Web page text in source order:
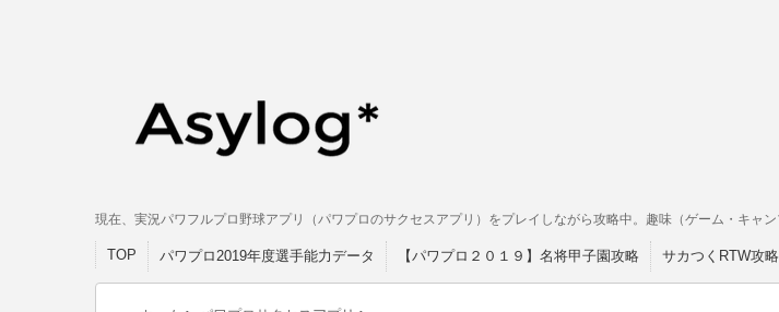
現在、実況パワフルプロ野球アプリ（パワプロのサクセスアプリ）をプレイしながら攻略中。趣味（ゲーム・キャン
TOP パワプロ2019年度選手能力データ 【パワプロ２０１９】名将甲子園攻略 サカつくRTW攻略